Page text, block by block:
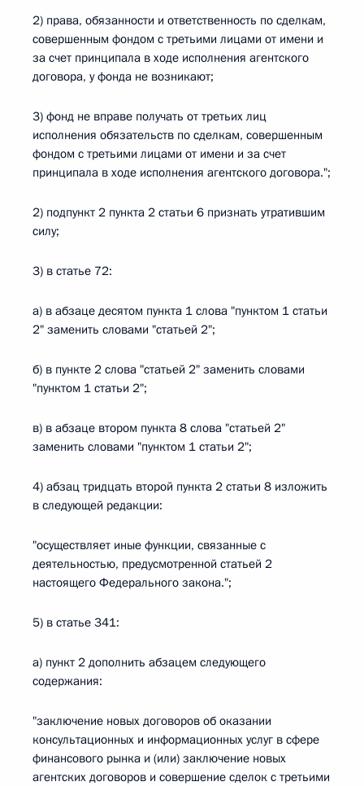
2) права, обязанности и ответственность по сделкам,
совершенным фондом с третьими лицами от имени и
за счет принципала в ходе исполнения агентского
договора, у фонда не возникают;
3) фонд не вправе получать от третьих лиц
исполнения обязательств по сделкам, совершенным
фондом с третьими лицами от имени и за счет
принципала в ходе исполнения агентского договора.";
2) подпункт 2 пункта 2 статьи 6 признать утратившим
силу;
3) в статье 72:
а) в абзаце десятом пункта 1 слова "пунктом 1 статьи
2" заменить словами "статьей 2";
б) в пункте 2 слова "статьей 2" заменить словами
"пунктом 1 статьи 2";
в) в абзаце втором пункта 8 слова "статьей 2"
заменить словами "пунктом 1 статьи 2";
4) абзац тридцать второй пункта 2 статьи 8 изложить
в следующей редакции:
"осуществляет иные функции, связанные с
деятельностью, предусмотренной статьей 2
настоящего Федерального закона.";
5) в статье 341:
а) пункт 2 дополнить абзацем следующего
содержания:
"заключение новых договоров об оказании
консультационных и информационных услуг в сфере
финансового рынка и (или) заключение новых
агентских договоров и совершение сделок с третьими